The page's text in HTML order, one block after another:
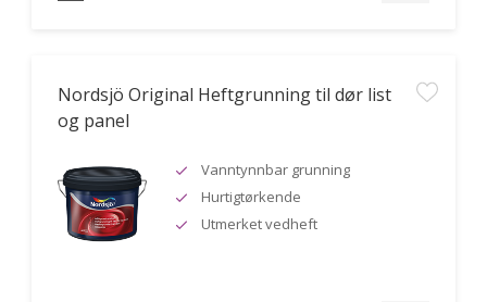
Nordsjö Original Heftgrunning til dør list
og panel
Vanntynnbar grunning
Hurtigtørkende
Utmerket vedheft